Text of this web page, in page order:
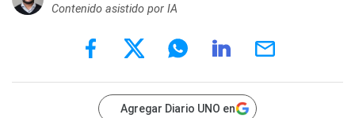
Contenido asistido por IA
Agregar Diario UNO en